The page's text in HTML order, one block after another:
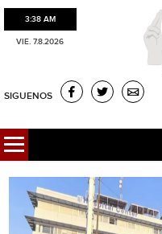
3:38 AM
VIE. 7.8.2026
SIGUENOS